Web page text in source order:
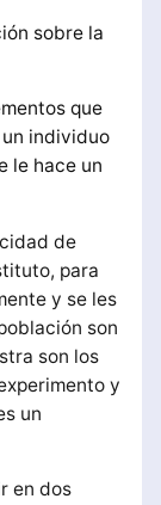
sobre la
que
individuo
le hace un
de
para
y se les
son
son los
y
un
en dos